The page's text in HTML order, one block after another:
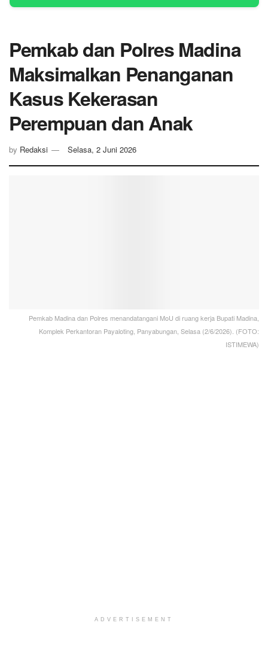
Pemkab dan Polres Madina
Maksimalkan Penanganan
Kasus Kekerasan
Perempuan dan Anak
by Redaksi Selasa, 2 Juni 2026
Pemkab Madina dan Polres menandatangani MoU di ruang kerja Bupati Madina,
Komplek Perkantoran Payaloting, Panyabungan, Selasa (2/6/2026). (FOTO:
ISTIMEWA)
ADVERTISEMENT